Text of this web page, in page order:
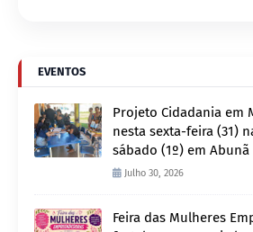
EVENTOS
Projeto Cidadania em
nesta sexta-feira (31)
sábado (1º) em Abunã
Julho 30, 2026
Feira das Mulheres